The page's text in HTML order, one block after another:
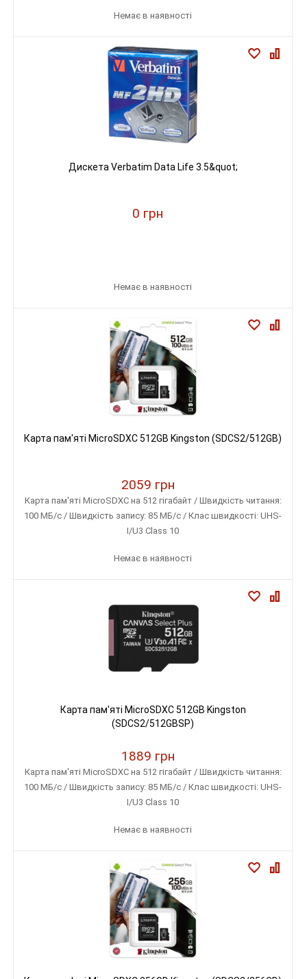
Немає в наявності
Дискета Verbatim Data Life 3.5&quot;
0 грн
Немає в наявності
Карта пам'яті MicroSDXC 512GB Kingston (SDCS2/512GB)
2059 грн
Карта пам'яті MicroSDXC на 512 гігабайт / Швидкість читання:
100 МБ/с / Швидкість запису: 85 МБ/с / Клас швидкості: UHS-
I/U3 Class 10
Немає в наявності
Карта пам'яті MicroSDXC 512GB Kingston
(SDCS2/512GBSP)
1889 грн
Карта пам'яті MicroSDXC на 512 гігабайт / Швидкість читання:
100 МБ/с / Швидкість запису: 85 МБ/с / Клас швидкості: UHS-
I/U3 Class 10
Немає в наявності